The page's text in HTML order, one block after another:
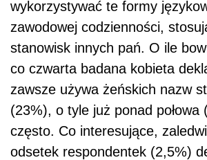
wykorzystywać te formy
zawodowej codzienności,
stanowisk innych pań. O ile
co czwarta badana kobieta
zawsze używa żeńskich nazw
(23%), o tyle już ponad połowa
często. Co interesujące,
odsetek respondentek (2,5%)